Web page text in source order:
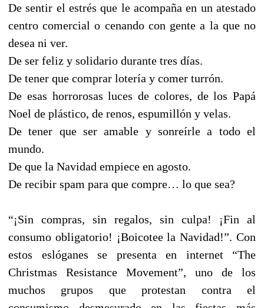
De sentir el estrés que le acompaña en un atestado
centro comercial o cenando con gente a la que no
desea ni ver.
De ser feliz y solidario durante tres días.
De tener que comprar lotería y comer turrón.
De esas horrorosas luces de colores, de los Papá
Noel de plástico, de renos, espumillón y velas.
De tener que ser amable y sonreírle a todo el
mundo.
De que la Navidad empiece en agosto.
De recibir spam para que compre… lo que sea?
“¡Sin compras, sin regalos, sin culpa! ¡Fin al
consumo obligatorio! ¡Boicotee la Navidad!”. Con
estos eslóganes se presenta en internet “The
Christmas Resistance Movement”, uno de los
muchos grupos que protestan contra el